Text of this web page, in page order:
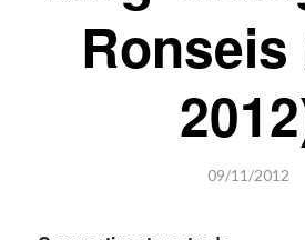
Ronseis
09/11/2012